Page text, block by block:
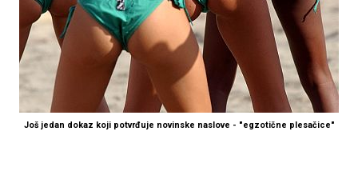
Još jedan dokaz koji potvrđuje novinske naslove - "egzotične plesačice"